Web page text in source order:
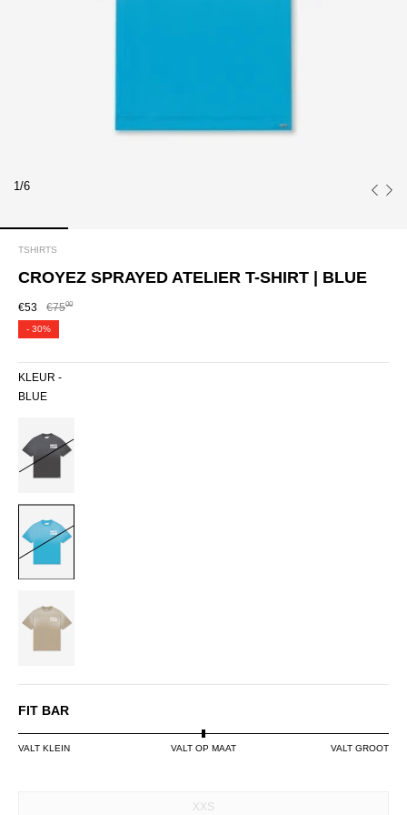
1/6
TSHIRTS
CROYEZ SPRAYED ATELIER T-SHIRT | BLUE
€53 €7500
- 30%
KLEUR -
BLUE
OLIVE
FIT BAR
VALT KLEIN VALT OP MAAT VALT GROOT
XXS